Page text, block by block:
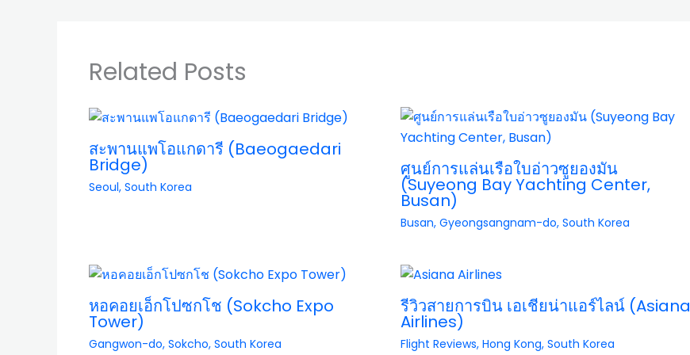
Related Posts
สะพานแพโอแกดารี (Baeogaedari
Bridge)
Seoul, South Korea
ศูนย์การแล่นเรือใบอ่าวซูยองมัน
(Suyeong Bay Yachting Center,
Busan)
Busan, Gyeongsangnam-do, South Korea
หอคอยเอ็กโปซกโช (Sokcho Expo
Tower)
Gangwon-do, Sokcho, South Korea
รีวิวสายการบิน เอเชียน่าแอร์ไลน์ (Asiana
Airlines)
Flight Reviews, Hong Kong, South Korea